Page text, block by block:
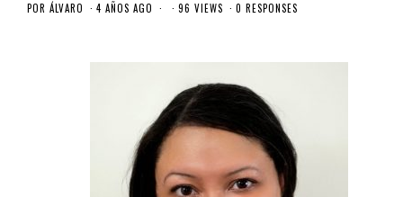
POR ÁLVARO 4 AÑOS AGO 96 VIEWS 0 RESPONSES